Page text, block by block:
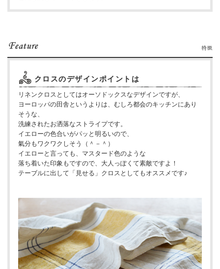
クロスのデザインポイントは
リネンクロスとしてはオーソドックスなデザインですが、
ヨーロッパの田舎というよりは、むしろ都会のキッチンにあり
そうな、
洗練されたお洒落なストライプです。
イエローの色合いがパッと明るいので、
氣分もワクワクしそう（＾－＾）
イエローと言っても、マスタード色のような
落ち着いた印象もですので、大人っぽくて素敵ですよ！
テーブルに出して「見せる」クロスとしてもオススメです♪